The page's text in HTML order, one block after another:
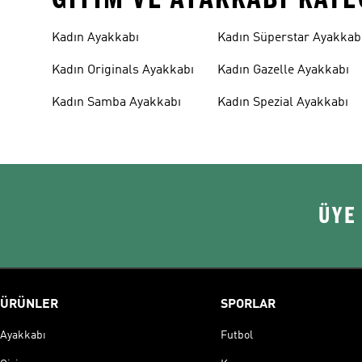
Kadın Ayakkabı
Kadın Originals Ayakkabı
Kadın Samba Ayakkabı
Kadın Süperstar
Kadın Gazelle Ayakkabı
Kadın Spezial Ayakkabı
ÜRÜNLER
Ayakkabı
SPORLAR
Futbol